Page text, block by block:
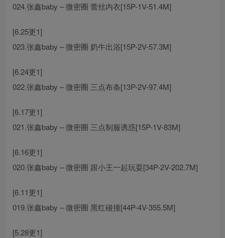
024.张鑫baby – 微密圈 蕾丝内衣[15P-1V-51.4M]
[6.25更1]
023.张鑫baby – 微密圈 奶牛出浴[15P-2V-57.3M]
[6.24更1]
022.张鑫baby – 微密圈 三点布条[13P-2V-97.4M]
[6.17更1]
021.张鑫baby – 微密圈 三点制服诱惑[15P-1V-83M]
[6.16更1]
020.张鑫baby – 微密圈 跟小王一起玩耍[34P-2V-202.7M]
[6.11更1]
019.张鑫baby – 微密圈 黑红碰撞[44P-4V-355.5M]
[5.28更1]